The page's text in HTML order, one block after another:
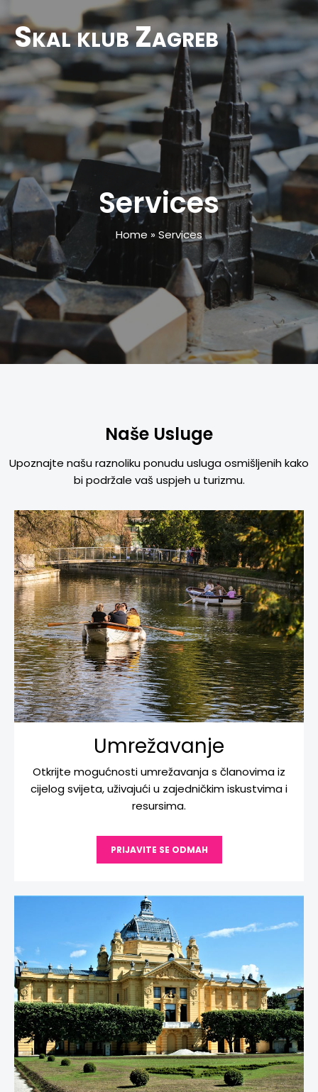
Skal klub Zagreb
Services
Home »Services
Naše Usluge
Upoznajte našu raznoliku ponudu usluga osmišljenih kako
bi podržale vaš uspjeh u turizmu.
Umrežavanje
Otkrijte mogućnosti umrežavanja s članovima iz
cijelog svijeta, uživajući u zajedničkim iskustvima i
resursima.
PRIJAVITE SE ODMAH